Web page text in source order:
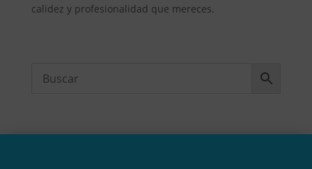
calidez y profesionalidad que mereces.